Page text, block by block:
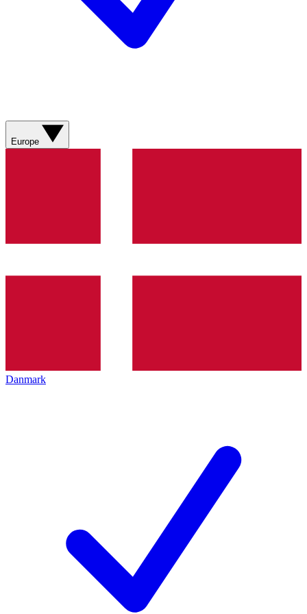
Europe
Danmark